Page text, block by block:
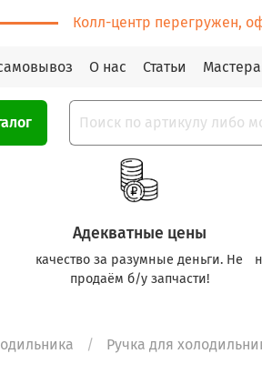
Колл-центр перегружен,
О нас Статьи
Адекватные цены
качество за разумные деньги. Не
продаём б/у запчасти!
Ручка для